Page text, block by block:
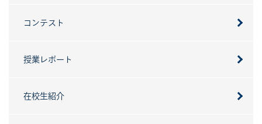
コンテスト
授業レポート
在校生紹介